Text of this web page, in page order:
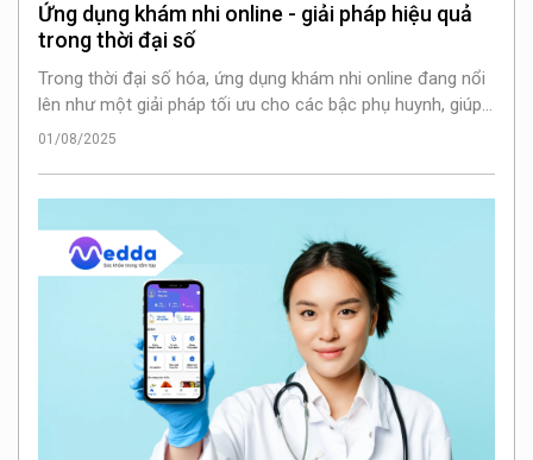
Ứng dụng khám nhi online - giải pháp hiệu quả
trong thời đại số
Trong thời đại số hóa, ứng dụng khám nhi online đang nổi
lên như một giải pháp tối ưu cho các bậc phụ huynh, giúp
tiết kiệm thời gian
01/08/2025